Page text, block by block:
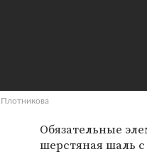
Обязательные
шерстяная шаль